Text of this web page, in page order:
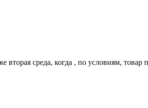
среда, когда , по условиям, товар